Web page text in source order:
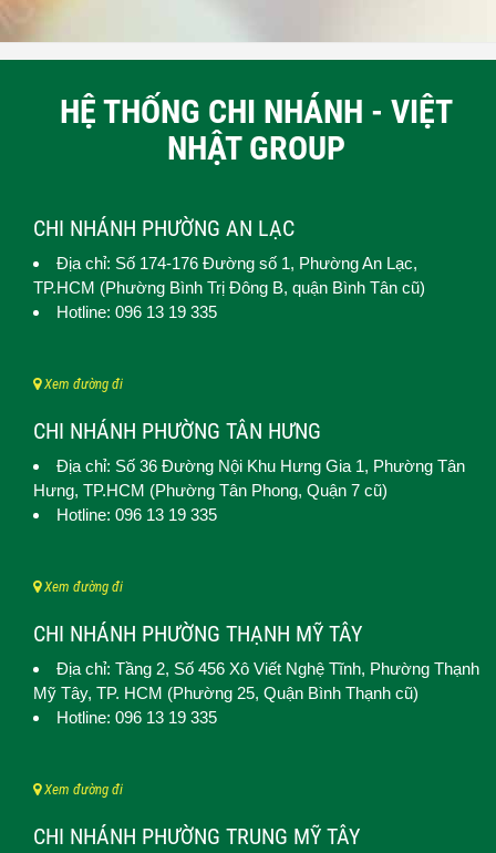
HỆ THỐNG CHI NHÁNH - VIỆT
NHẬT GROUP
CHI NHÁNH PHƯỜNG AN LẠC
Địa chỉ: Số 174-176 Đường số 1, Phường An Lạc,
TP.HCM (Phường Bình Trị Đông B, quận Bình Tân cũ)
Hotline: 096 13 19 335
Xem đường đi
CHI NHÁNH PHƯỜNG TÂN HƯNG
Địa chỉ: Số 36 Đường Nội Khu Hưng Gia 1, Phường Tân
Hưng, TP.HCM (Phường Tân Phong, Quận 7 cũ)
Hotline: 096 13 19 335
Xem đường đi
CHI NHÁNH PHƯỜNG THẠNH MỸ TÂY
Địa chỉ: Tầng 2, Số 456 Xô Viết Nghệ Tĩnh, Phường Thạnh
Mỹ Tây, TP. HCM (Phường 25, Quận Bình Thạnh cũ)
Hotline: 096 13 19 335
Xem đường đi
CHI NHÁNH PHƯỜNG TRUNG MỸ TÂY